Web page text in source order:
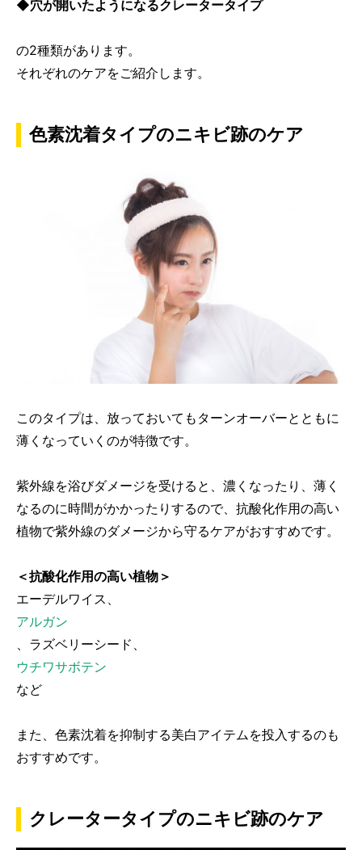
◆穴が開いたようになるクレータータイプ
の2種類があります。
それぞれのケアをご紹介します。
色素沈着タイプのニキビ跡のケア
このタイプは、放っておいてもターンオーバーとともに
薄くなっていくのが特徴です。
紫外線を浴びダメージを受けると、濃くなったり、薄く
なるのに時間がかかったりするので、抗酸化作用の高い
植物で紫外線のダメージから守るケアがおすすめです。
＜抗酸化作用の高い植物＞
エーデルワイス、
アルガン
、ラズベリーシード、
ウチワサボテン
など
また、色素沈着を抑制する美白アイテムを投入するのも
おすすめです。
クレータータイプのニキビ跡のケア